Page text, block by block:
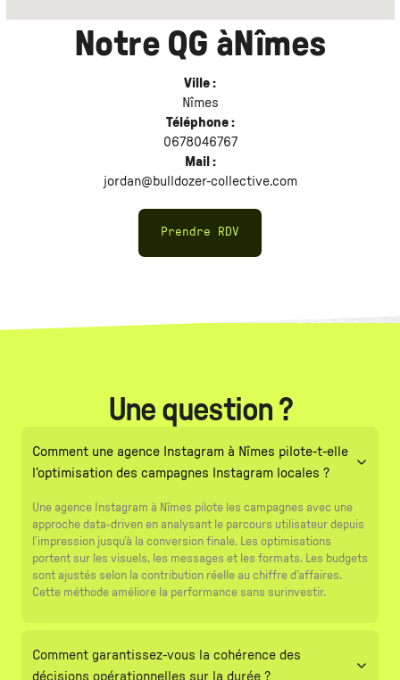
Notre QG à Nîmes
Ville :
Nîmes
Téléphone :
0678046767
Mail :
jordan@bulldozer-collective.com
Prendre RDV
Une question ?
Comment une agence Instagram à Nîmes pilote-t-elle
l’optimisation des campagnes Instagram locales ?
Une agence Instagram à Nîmes pilote les campagnes avec une
approche data-driven en analysant le parcours utilisateur depuis
l’impression jusqu’à la conversion finale. Les optimisations
portent sur les visuels, les messages et les formats. Les budgets
sont ajustés selon la contribution réelle au chiffre d’affaires.
Cette méthode améliore la performance sans surinvestir.
Comment garantissez-vous la cohérence des
décisions opérationnelles sur la durée ?